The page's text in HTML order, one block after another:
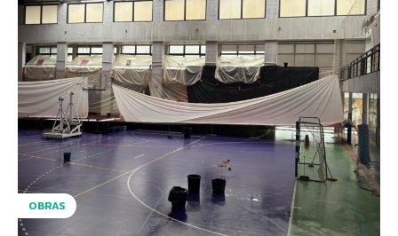
OBRAS